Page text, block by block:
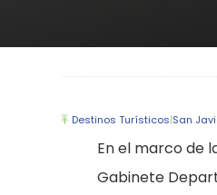
Destinos Turísticos|San
En el marco de
Gabinete